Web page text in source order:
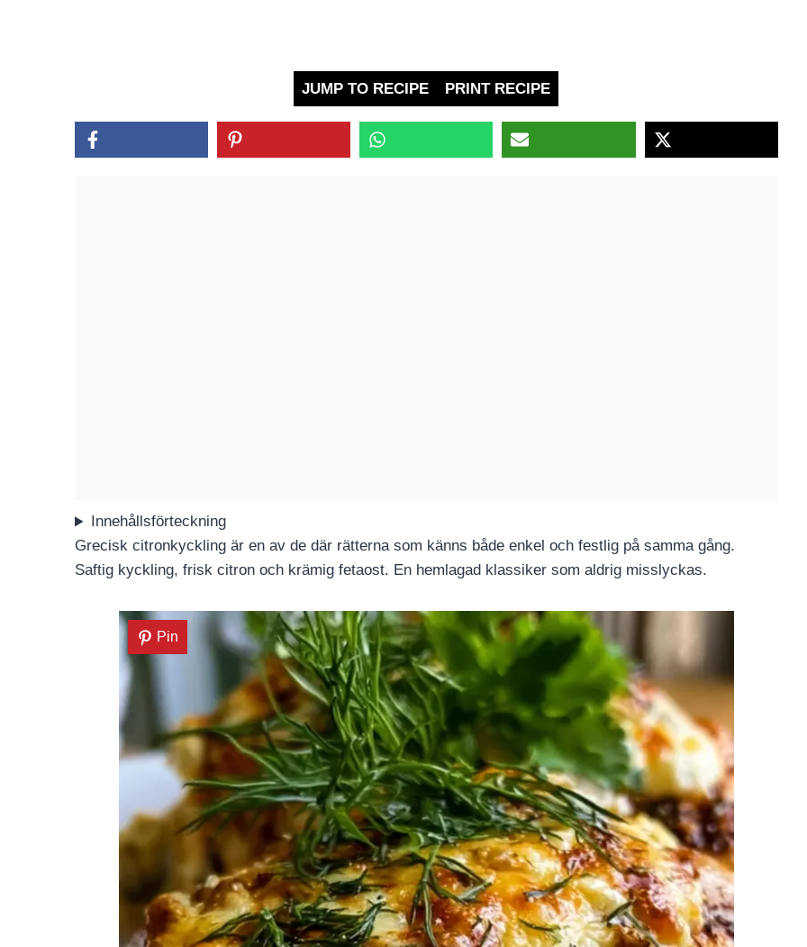
JUMP TO RECIPE PRINT RECIPE
Innehållsförteckning
Grecisk citronkyckling är en av de där rätterna som känns både enkel och festlig på samma gång.
Saftig kyckling, frisk citron och krämig fetaost. En hemlagad klassiker som aldrig misslyckas.
Pin